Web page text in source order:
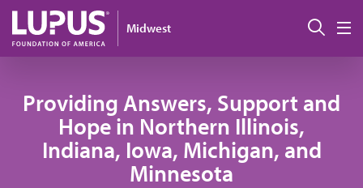
Pasar al contenido principal
Midwest
Providing Answers, Support and
Hope in Northern Illinois,
Indiana, Iowa, Michigan, and
Minnesota